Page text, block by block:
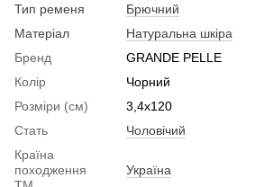
Тип ременя
Брючний
Матеріал
Натуральна шкіра
Бренд
GRANDE PELLE
Колір
Чорний
Розміри (см)
3,4х120
Стать
Чоловічий
Країна
походження
Україна